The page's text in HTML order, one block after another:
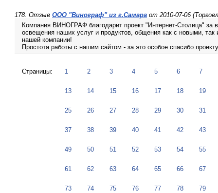
178. Отзыв ООО "Винограф" из г.Самара от 2010-07-06
Компания ВИНОГРАФ благодарит проект "Интернет-Столица" за
освещения наших услуг и продуктов, общения как с новыми, так
нашей компании!
Простота работы с нашим сайтом - за это особое спасибо
Страницы: 1 2 3 4 5 6 7
13 14 15 16 17 18 19
25 26 27 28 29 30 31
37 38 39 40 41 42 43
49 50 51 52 53 54 55
61 62 63 64 65 66 67
73 74 75 76 77 78 79